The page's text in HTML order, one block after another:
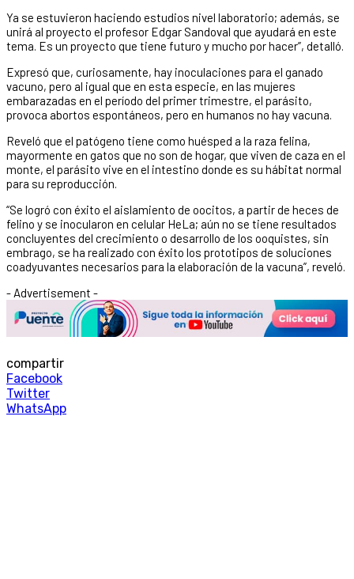
Ya se estuvieron haciendo estudios nivel laboratorio; además, se
unirá al proyecto el profesor Edgar Sandoval que ayudará en este
tema. Es un proyecto que tiene futuro y mucho por hacer”, detalló.
Expresó que, curiosamente, hay inoculaciones para el ganado
vacuno, pero al igual que en esta especie, en las mujeres
embarazadas en el período del primer trimestre, el parásito,
provoca abortos espontáneos, pero en humanos no hay vacuna.
Reveló que el patógeno tiene como huésped a la raza felina,
mayormente en gatos que no son de hogar, que viven de caza en el
monte, el parásito vive en el intestino donde es su hábitat normal
para su reproducción.
“Se logró con éxito el aislamiento de oocitos, a partir de heces de
felino y se inocularon en celular HeLa; aún no se tiene resultados
concluyentes del crecimiento o desarrollo de los ooquistes, sin
embrago, se ha realizado con éxito los prototipos de soluciones
coadyuvantes necesarios para la elaboración de la vacuna”, reveló.
- Advertisement -
compartir
Facebook
Twitter
WhatsApp